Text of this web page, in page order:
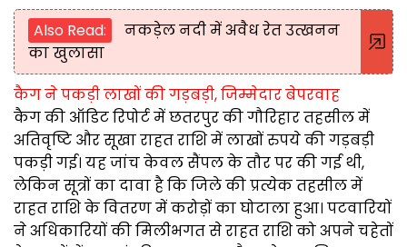
Also Read:
नकड़ेल नदी में अवैध रेत उत्खनन
का खुलासा
कैग ने पकड़ी लाखों की गड़बड़ी, जिम्मेदार बेपरवाह
कैग की ऑडिट रिपोर्ट में छतरपुर की गौरिहार तहसील में
अतिवृष्टि और सूखा राहत राशि में लाखों रुपये की गड़बड़ी
पकड़ी गई। यह जांच केवल सैंपल के तौर पर की गई थी,
लेकिन सूत्रों का दावा है कि जिले की प्रत्येक तहसील में
राहत राशि के वितरण में करोड़ों का घोटाला हुआ। पटवारियों
ने अधिकारियों की मिलीभगत से राहत राशि को अपने चहेतों